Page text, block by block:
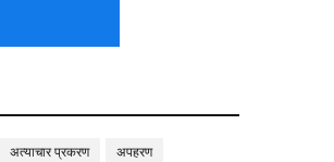
अत्याचार प्रकरण
अपहरण